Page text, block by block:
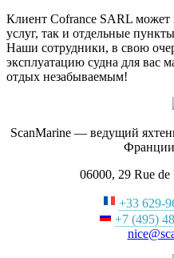
Клиент Cofrance SARL может
услуг, так и отдельные
Наши сотрудники, в свою
эксплуатацию судна для вас
отдых незабываемым!
ScanMarine — ведущий
06000, 29 Rue de
+33 629-
+7 (495)